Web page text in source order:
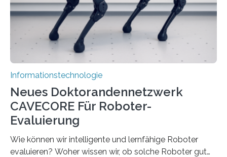
immer größer werden und riesige Datenmengen
verarbeiten müssen, steigt der Bedarf an neuen
Rechenarchitekturen. Neben Quantencomputern
rücken dabei insbesondere…
Informationstechnologie
Neues Doktorandennetzwerk
CAVECORE Für Roboter-
Evaluierung
Wie können wir intelligente und lernfähige Roboter
evaluieren? Woher wissen wir, ob solche Roboter gut